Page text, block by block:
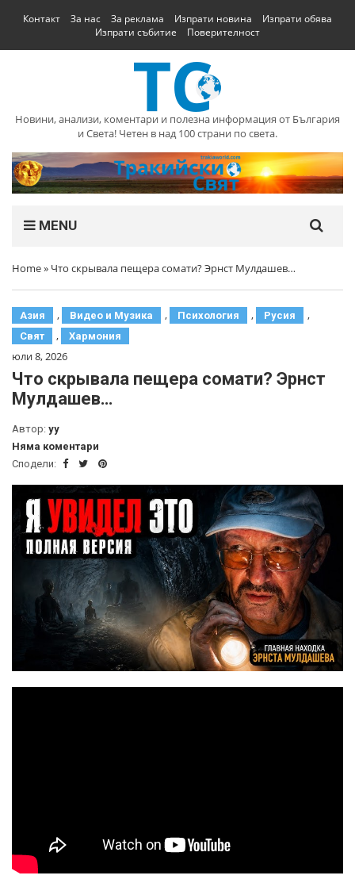
Контакт За нас За реклама Изпрати новина
Изпрати обява
Изпрати събитие
Поверителност
Новини, анализи, коментари и полезна информация от България
и Света! Четен в над 100 страни по света.
MENU
Home» Что скрывала пещера сомати? Эрнст Мулдашев…
Азия , Видео и Музика , Психология , Русия ,
Свят , Хармония
юли 8, 2026
Что скрывала пещера сомати? Эрнст
Мулдашев…
Автор: yy
Няма коментари
Сподели: